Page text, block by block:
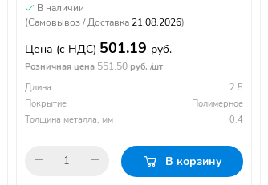
В наличии
(Самовывоз / Доставка 21.08.2026)
Цена (с НДС) 501.19 руб.
Розничная цена 551.50 руб. /шт
Длина
2.5
Покрытие
Полимерное
Толщина металла, мм
0.4
В корзину